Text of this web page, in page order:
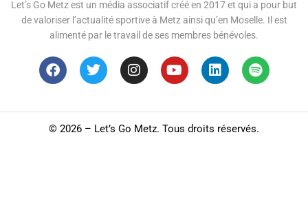
Let’s Go Metz est un média associatif créé en 2017 et qui a pour but
de valoriser l’actualité sportive à Metz ainsi qu’en Moselle. Il est
alimenté par le travail de ses membres bénévoles.
© 2026 – Let’s Go Metz. Tous droits réservés.